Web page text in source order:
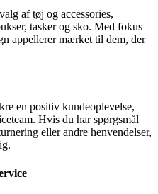
af tøj og accessories,
tasker og sko. Med fokus
appellerer mærket til dem, der
en positiv kundeoplevelse,
Hvis du har spørgsmål
eller andre henvendelser,